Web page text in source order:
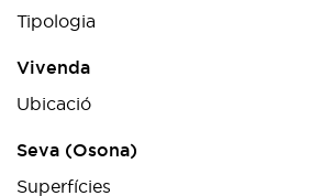
Tipologia
Vivenda
Ubicació
Seva (Osona)
Superfícies